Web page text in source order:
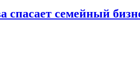
спасает семейный